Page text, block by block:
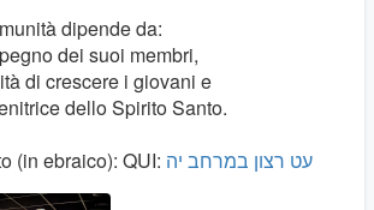
dipende da:
dei suoi membri,
di crescere i giovani e
dello Spirito Santo.
(in ebraico): QUI: עט רצון במרחב יה